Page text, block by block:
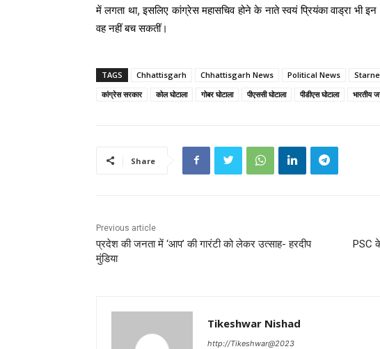
में लगता था, इसलिए कांग्रेस महासचिव होने के नाते स्वयं प्रियंका वाड्रा भी इन
वह नहीं बच सकतीं।
TAGS Chhattisgarh Chhattisgarh News Political News
कांग्रेस सरकार
कोल घोटाला गोबर घोटाला पीएससी घोटाला पीडीएस घोटाला भारतीय
Share
Previous article
प्रदेश की जनता में ‘आप’ की गारंटी को लेकर उत्साह- हरदीप
मुंडिया
PSC
Tikeshwar Nishad
http://Tikeshwar@2023